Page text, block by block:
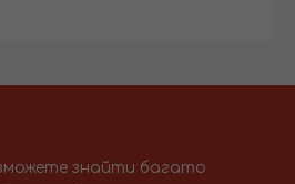
зможете знайти багато